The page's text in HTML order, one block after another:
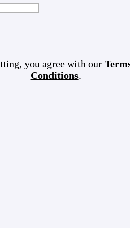
you agree with our
Conditions.